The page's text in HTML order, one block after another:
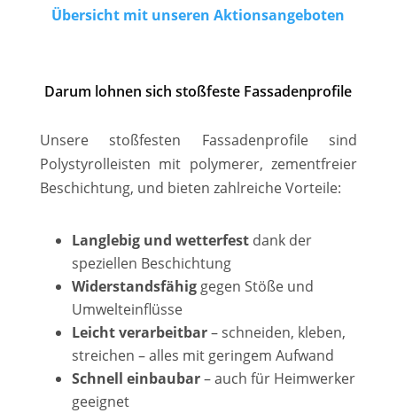
Übersicht mit unseren Aktionsangeboten
Darum lohnen sich stoßfeste Fassadenprofile
Unsere stoßfesten Fassadenprofile sind
Polystyrolleisten mit polymerer, zementfreier
Beschichtung, und bieten zahlreiche Vorteile:
Langlebig und wetterfestdank der
speziellen Beschichtung
Widerstandsfähig gegen Stöße und
Umwelteinflüsse
Leicht verarbeitbar– schneiden, kleben,
streichen – alles mit geringem Aufwand
Schnell einbaubar– auch für Heimwerker
geeignet